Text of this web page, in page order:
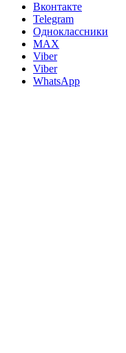
Вконтакте
Telegram
Одноклассники
MAX
Viber
Viber
WhatsApp